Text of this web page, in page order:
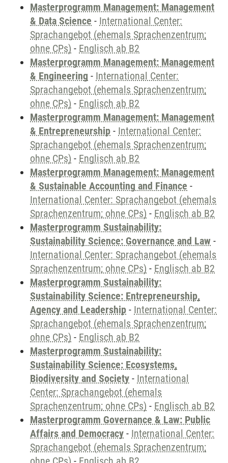
Masterprogramm Management: Management
& Data Science - International Center:
Sprachangebot (ehemals Sprachenzentrum;
ohne CPs) - Englisch ab B2
Masterprogramm Management: Management
& Engineering - International Center:
Sprachangebot (ehemals Sprachenzentrum;
ohne CPs) - Englisch ab B2
Masterprogramm Management: Management
& Entrepreneurship - International Center:
Sprachangebot (ehemals Sprachenzentrum;
ohne CPs) - Englisch ab B2
Masterprogramm Management: Management
& Sustainable Accounting and Finance -
International Center: Sprachangebot (ehemals
Sprachenzentrum; ohne CPs) - Englisch ab B2
Masterprogramm Sustainability:
Sustainability Science: Governance and Law -
International Center: Sprachangebot (ehemals
Sprachenzentrum; ohne CPs) - Englisch ab B2
Masterprogramm Sustainability:
Sustainability Science: Entrepreneurship,
Agency and Leadership - International Center:
Sprachangebot (ehemals Sprachenzentrum;
ohne CPs) - Englisch ab B2
Masterprogramm Sustainability:
Sustainability Science: Ecosystems,
Biodiversity and Society - International
Center: Sprachangebot (ehemals
Sprachenzentrum; ohne CPs) - Englisch ab B2
Masterprogramm Governance & Law: Public
Affairs and Democracy - International Center:
Sprachangebot (ehemals Sprachenzentrum;